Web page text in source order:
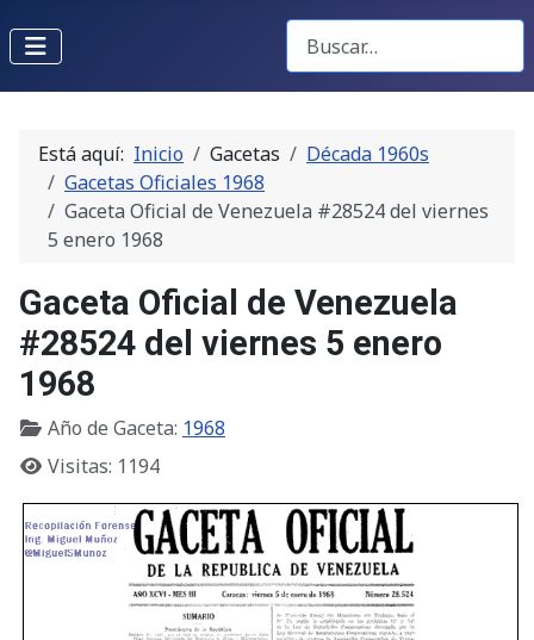
Buscar Gacetas
Está aquí: Inicio Gacetas
Década 1960s
Gacetas Oficiales 1968
Gaceta Oficial de Venezuela #28524 del viernes
5 enero 1968
Gaceta Oficial de Venezuela
#28524 del viernes 5 enero
1968
Año de Gaceta: 1968
Visitas: 1194